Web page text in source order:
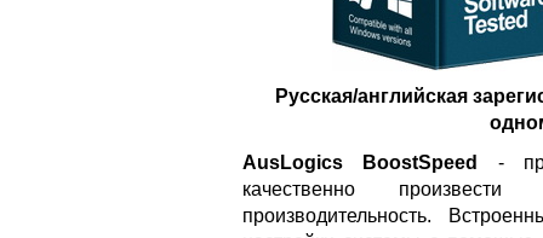
Русская/английская
AusLogics BoostSpeed
-
качественно
производительность.